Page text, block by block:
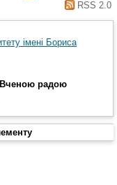
RSS 2.0
імені Бориса
Вченою радою